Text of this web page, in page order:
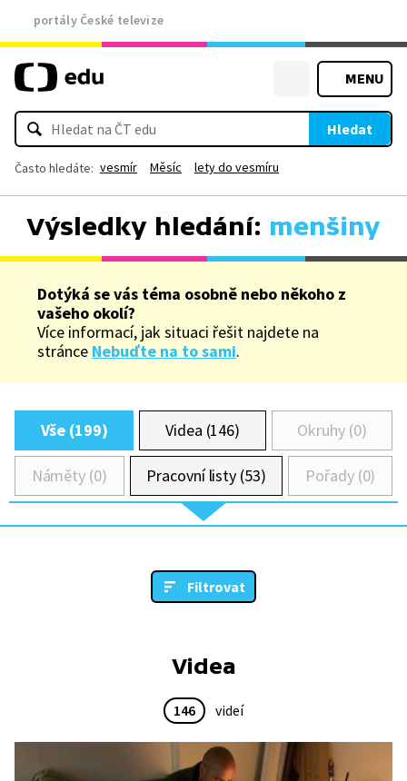
portály České televize
MENU
Hledat
Často hledáte: vesmír Měsíc lety do vesmíru
Výsledky hledání: menšiny
Dotýká se vás téma osobně nebo někoho z
vašeho okolí?
Více informací, jak situaci řešit najdete na
stránce Nebuďte na to sami.
Vše (199) Videa (146) Okruhy (0)
Náměty (0) Pracovní listy (53) Pořady (0)
Filtrovat
Videa
146 videí